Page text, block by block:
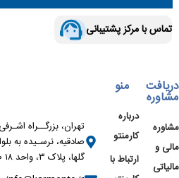
تماس با مرکز پشتیبانی
دریافت
مشاوره
مشاوره
مالی و
مالیاتی
منو
درباره
کارمنتو
ارتباط با
تهران، بزرگــراه
صادقیه، نرسـیده به
گلها، پلاک ۳، واحد ۱۸ ۴۹۲۰۲۰۰۰-۰۲۱